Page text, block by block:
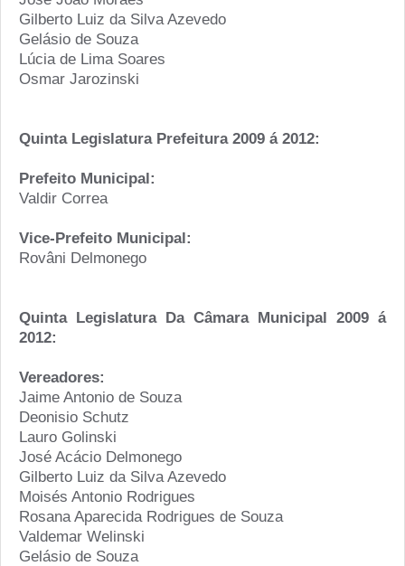
Gilberto Luiz da Silva Azevedo
Gelásio de Souza
Lúcia de Lima Soares
Osmar Jarozinski
Quinta Legislatura Prefeitura 2009 á 2012:
Prefeito Municipal:
Valdir Correa
Vice-Prefeito Municipal:
Rovâni Delmonego
Quinta Legislatura Da Câmara Municipal 2009 á
2012:
Vereadores:
Jaime Antonio de Souza
Deonisio Schutz
Lauro Golinski
José Acácio Delmonego
Gilberto Luiz da Silva Azevedo
Moisés Antonio Rodrigues
Rosana Aparecida Rodrigues de Souza
Valdemar Welinski
Gelásio de Souza